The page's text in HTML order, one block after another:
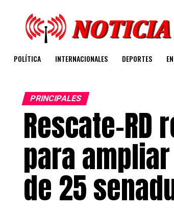
POLÍTICA INTERNACIONALES DEPORTES
PRINCIPALES
Rescate-
para
de 25